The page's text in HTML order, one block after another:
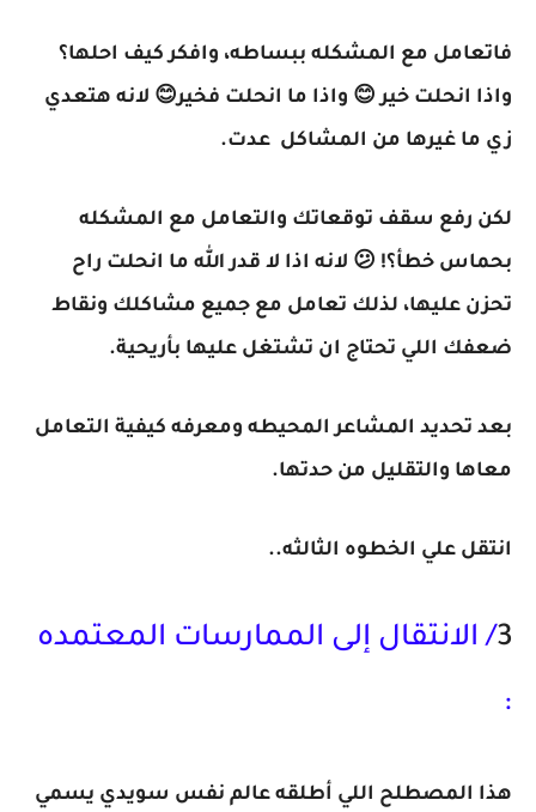
فاتعامل مع المشكله ببساطه، وافكر كيف احلها؟
واذا انحلت خير 😊 واذا ما انحلت فخير😊 لانه هتعدي
زي ما غيرها من المشاكل عدت.
لكن رفع سقف توقعاتك والتعامل مع المشكله
بحماس خطأ؟! 😕 لانه اذا لا قدر الله ما انحلت راح
تحزن عليها، لذلك تعامل مع جميع مشاكلك ونقاط
ضعفك اللي تحتاج ان تشتغل عليها بأريحية.
بعد تحديد المشاعر المحيطه ومعرفه كيفية التعامل
معاها والتقليل من حدتها.
انتقل علي الخطوه الثالثه..
3/ الانتقال إلى الممارسات المعتمده
:
هذا المصطلح اللي أطلقه عالم نفس سويدي يسمي